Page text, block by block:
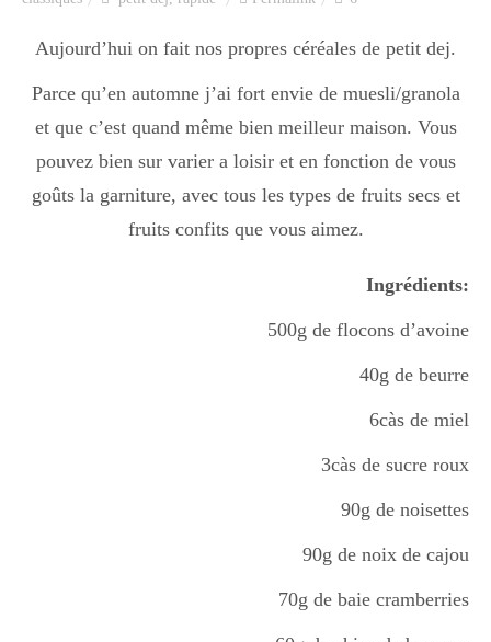
Aujourd’hui on fait nos propres céréales de petit dej.
Parce qu’en automne j’ai fort envie de muesli/granola
et que c’est quand même bien meilleur maison. Vous
pouvez bien sur varier a loisir et en fonction de vous
goûts la garniture, avec tous les types de fruits secs et
fruits confits que vous aimez.
Ingrédients:
500g de flocons d’avoine
40g de beurre
6càs de miel
3càs de sucre roux
90g de noisettes
90g de noix de cajou
70g de baie cramberries